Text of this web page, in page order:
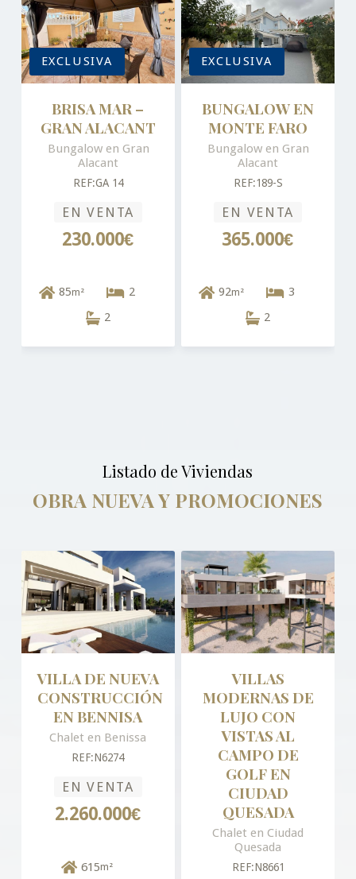
EXCLUSIVA
BRISA MAR –
GRAN ALACANT
Bungalow en Gran
Alacant
REF:GA 14
EN VENTA
230.000€
85m²
2
2
EXCLUSIVA
BUNGALOW EN
MONTE FARO
Bungalow en Gran
Alacant
REF:189-S
EN VENTA
365.000€
92m²
3
2
Listado de Viviendas
OBRA NUEVA Y PROMOCIONES
VILLA DE NUEVA
CONSTRUCCIÓN
EN BENNISA
Chalet en Benissa
REF:N6274
EN VENTA
2.260.000€
615m²
VILLAS
MODERNAS DE
LUJO CON
VISTAS AL
CAMPO DE
GOLF EN
CIUDAD
QUESADA
Chalet en Ciudad
Quesada
REF:N8661